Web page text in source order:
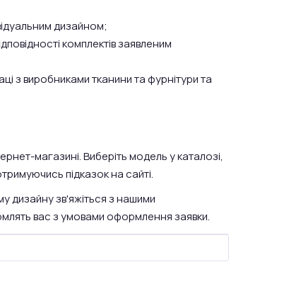
дизайном;
комплектів заявленим
з виробниками тканини та фурнітури та
магазині. Виберіть модель у каталозі,
підказок на сайті.
дизайну зв'яжіться з нашими
вас з умовами оформлення заявки.